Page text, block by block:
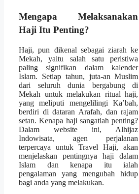
Mengapa Melaksanakan
Haji Itu Penting?
Haji, pun dikenal sebagai ziarah ke
Mekah, yaitu salah satu peristiwa
paling signifikan dalam kalender
Islam. Setiap tahun, juta-an Muslim
dari seluruh dunia bergabung di
Mekah untuk melakukan ritual haji,
yang meliputi mengelilingi Ka’bah,
berdiri di dataran Arafah, dan rajam
setan. Kenapa haji sangatlah penting?
Dalam website ini, Alhijaz
Indowisata, agen perjalanan
terpercaya untuk Travel Haji, akan
menjelaskan pentingnya haji dalam
Islam dan kenapa itu ialah
pengalaman yang mengubah hidup
bagi anda yang melakukan.